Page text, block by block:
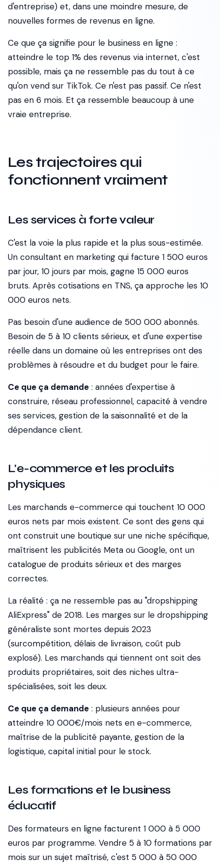
d'entreprise) et, dans une moindre mesure, de
nouvelles formes de revenus en ligne.
Ce que ça signifie pour le business en ligne :
atteindre le top 1% des revenus via internet, c'est
possible, mais ça ne ressemble pas du tout à ce
qu'on vend sur TikTok. Ce n'est pas passif. Ce n'est
pas en 6 mois. Et ça ressemble beaucoup à une
vraie entreprise.
Les trajectoires qui
fonctionnent vraiment
Les services à forte valeur
C'est la voie la plus rapide et la plus sous-estimée.
Un consultant en marketing qui facture 1 500 euros
par jour, 10 jours par mois, gagne 15 000 euros
bruts. Après cotisations en TNS, ça approche les 10
000 euros nets.
Pas besoin d'une audience de 500 000 abonnés.
Besoin de 5 à 10 clients sérieux, et d'une expertise
réelle dans un domaine où les entreprises ont des
problèmes à résoudre et du budget pour le faire.
Ce que ça demande : années d'expertise à
construire, réseau professionnel, capacité à vendre
ses services, gestion de la saisonnalité et de la
dépendance client.
L'e-commerce et les produits
physiques
Les marchands e-commerce qui touchent 10 000
euros nets par mois existent. Ce sont des gens qui
ont construit une boutique sur une niche spécifique,
maîtrisent les publicités Meta ou Google, ont un
catalogue de produits sérieux et des marges
correctes.
La réalité : ça ne ressemble pas au "dropshipping
AliExpress" de 2018. Les marges sur le dropshipping
généraliste sont mortes depuis 2023
(surcompétition, délais de livraison, coût pub
explosé). Les marchands qui tiennent ont soit des
produits propriétaires, soit des niches ultra-
spécialisées, soit les deux.
Ce que ça demande : plusieurs années pour
atteindre 10 000€/mois nets en e-commerce,
maîtrise de la publicité payante, gestion de la
logistique, capital initial pour le stock.
Les formations et le business
éducatif
Des formateurs en ligne facturent 1 000 à 5 000
euros par programme. Vendre 5 à 10 formations par
mois sur un sujet maîtrisé, c'est 5 000 à 50 000